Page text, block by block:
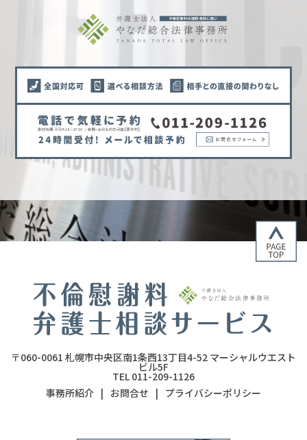
〒060-0061 札幌市中央区南1条西13丁目4-52 マーシャルウエスト
ビル5F
TEL 011-209-1126
事務所紹介 | お問合せ | プライバシーポリシー